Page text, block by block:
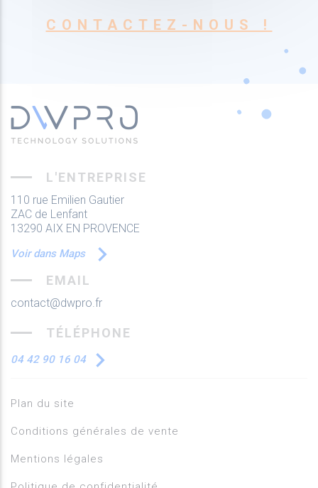
CONTACTEZ-NOUS !
L'ENTREPRISE
110 rue Emilien Gautier
ZAC de Lenfant
13290 AIX EN PROVENCE
Voir dans Maps
EMAIL
contact@dwpro.fr
TÉLÉPHONE
04 42 90 16 04
Plan du site
Conditions générales de vente
Mentions légales